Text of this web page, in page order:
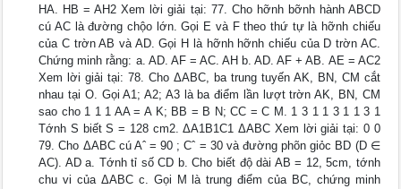
HA. HB = AH2 Xem lời giải tại: 77. Cho hỡnh bỡnh hành ABCD
cú AC là đường chộo lớn. Gọi E và F theo thứ tự là hỡnh chiếu
của C trờn AB và AD. Gọi H là hỡnh hỡnh chiếu của D trờn AC.
Chứng minh rằng: a. AD. AF = AC. AH b. AD. AF + AB. AE = AC2
Xem lời giải tại: 78. Cho ΔABC, ba trung tuyến AK, BN, CM cắt
nhau tại O. Gọi A1; A2; A3 là ba điểm lần lượt trờn AK, BN, CM
sao cho 1 1 1 AA = A K; BB = B N; CC = C M. 1 3 1 1 3 1 1 3 1
Tớnh S biết S = 128 cm2. ΔA1B1C1 ΔABC Xem lời giải tại: 0 0
79. Cho ΔABC cú Aˆ = 90 ; Cˆ = 30 và đường phõn giỏc BD (D ∈
AC). AD a. Tớnh tỉ số CD b. Cho biết độ dài AB = 12, 5cm, tớnh
chu vi của ΔABC c. Gọi M là trung điểm của BC, chứng minh